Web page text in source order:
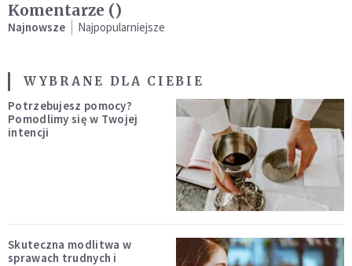
Komentarze ()
Najnowsze Najpopularniejsze
WYBRANE DLA CIEBIE
Potrzebujesz pomocy?
Pomodlimy się w Twojej
intencji
Skuteczna modlitwa w
sprawach trudnych i